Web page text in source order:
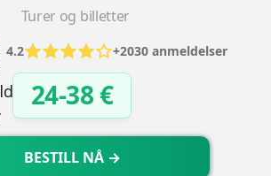
Turer og billetter
4.2 +2030 anmeldelser
24-38 €
BESTILL NÅ →